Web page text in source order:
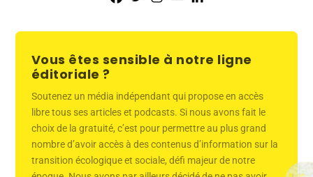
Vous êtes sensible à notre ligne
éditoriale ?
Soutenez un média indépendant qui propose en accès
libre tous ses articles et podcasts. Si nous avons fait le
choix de la gratuité, c’est pour permettre au plus grand
nombre d’avoir accès à des contenus d’information sur la
transition écologique et sociale, défi majeur de notre